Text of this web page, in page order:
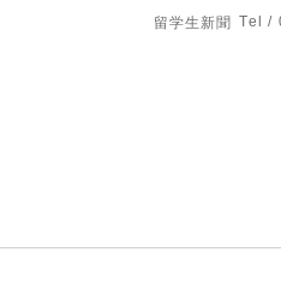
留学生新聞 Tel /